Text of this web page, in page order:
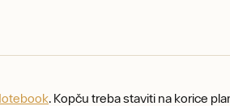
. Kopču treba staviti na korice